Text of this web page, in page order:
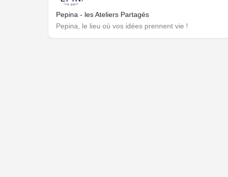
Pepina - les Ateliers Partagés
Pepina, le lieu où vos idées prennent vie !